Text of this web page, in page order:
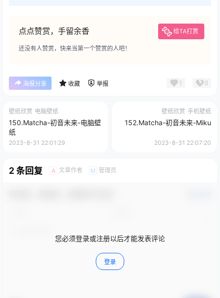
点点赞赏，手留余香 给TA打赏
还没有人赞赏，快来当第一个赞赏的人吧！
海报分享 收藏 举报 1 0
壁纸欣赏 电脑壁纸
150.Matcha-初音未来-电脑壁
纸
2023-8-31 22:01:29
壁纸欣赏 手机壁纸
152.Matcha-初音未来-Miku
2023-8-31 22:07:20
2 条回复 A 文章作者 M 管理员
您必须登录或注册以后才能发表评论
登录